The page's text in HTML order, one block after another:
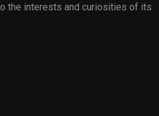
the interests and curiosities of its